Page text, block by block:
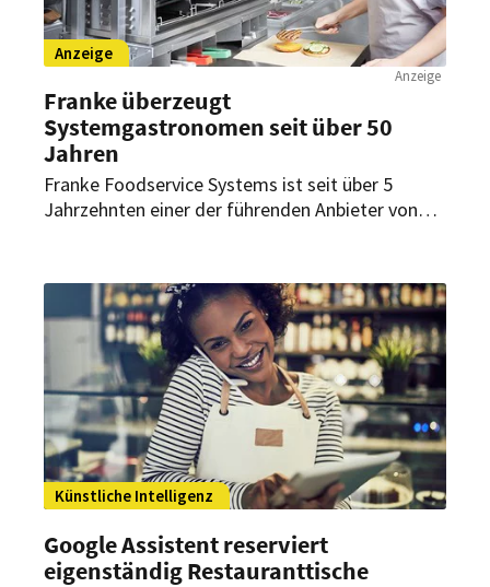
Anzeige
Anzeige
Franke überzeugt
Systemgastronomen seit über 50
Jahren
Franke Foodservice Systems ist seit über 5
Jahrzehnten einer der führenden Anbieter von
in der Systemgastronomie weltweit, aber auch
für Startups mit hochgesteckten Zielen und
frischen Ideen.
Künstliche Intelligenz
Google Assistent reserviert
eigenständig Restauranttische